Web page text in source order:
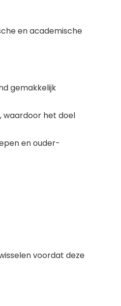
en academische
gemakkelijk
waardoor het doel
en ouder-
voordat deze